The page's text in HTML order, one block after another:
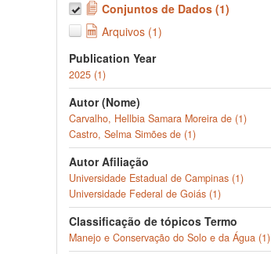
Conjuntos de Dados (1)
Arquivos (1)
Publication Year
2025 (1)
Autor (Nome)
Carvalho, Hellbia Samara Moreira de (1)
Castro, Selma Simões de (1)
Autor Afiliação
Universidade Estadual de Campinas (1)
Universidade Federal de Goiás (1)
Classificação de tópicos Termo
Manejo e Conservação do Solo e da Água (1)